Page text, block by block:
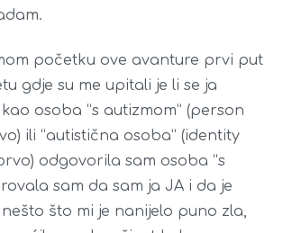
početku ove avanture prvi put
gdje su me upitali je li se ja
osoba “s autizmom” (person
ili “autistična osoba” (identity
odgovorila sam osoba “s
sam da sam ja JA i da je
što mi je nanijelo puno zla,